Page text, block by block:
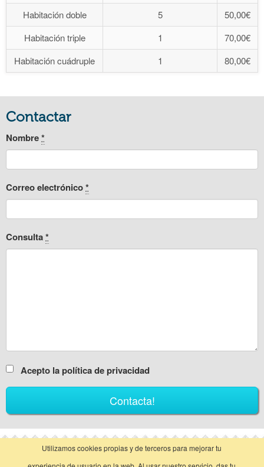
Habitación doble
5
50,00€
Habitación triple
1
70,00€
Habitación cuádruple
1 80,00€
Contactar
Nombre*
Correo electrónico*
Consulta*
Acepto la política de privacidad
Utilizamos cookies propias y de terceros para mejorar tu
vista clásica